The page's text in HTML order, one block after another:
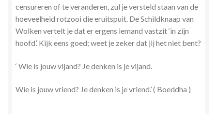
censureren of te veranderen, zul je versteld staan van de
hoeveelheid rotzooi die eruitspuit. De Schildknaap van
Wolken vertelt je dat er ergens iemand vastzit ‘in zijn
hoofd’. Kijk eens goed; weet je zeker dat jij het niet bent?
‘ Wie is jouw vijand? Je denken is je vijand.
Wie is jouw vriend? Je denken is je vriend.’ ( Boeddha )